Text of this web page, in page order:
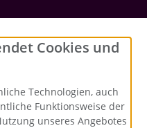
Cookies und
Technologien, auch
Funktionsweise der
unseres Angebotes